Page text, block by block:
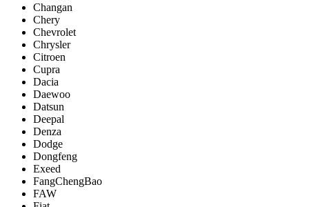
Changan
Chery
Chevrolet
Chrysler
Citroen
Cupra
Dacia
Daewoo
Datsun
Deepal
Denza
Dodge
Dongfeng
Exeed
FangChengBao
FAW